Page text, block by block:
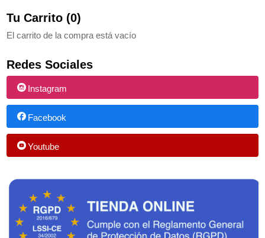
Tu Carrito (0)
El carrito de la compra está vacío
Redes Sociales
Instagram
Facebook
Youtube